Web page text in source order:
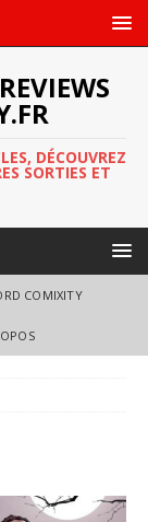
DÉCOUVREZ
SORTIES ET
COMIXITY